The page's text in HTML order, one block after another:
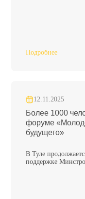
Подробнее
12.11.2025
Более 1000
форуме
будущего»
В Туле
поддержке